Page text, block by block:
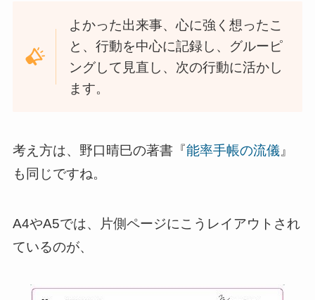
よかった出来事、心に強く想ったこ
と、行動を中心に記録し、グルーピ
ングして見直し、次の行動に活かし
ます。
考え方は、野口晴巳の著書『能率手帳の流儀』
も同じですね。
A4やA5では、片側ページにこうレイアウトされ
ているのが、